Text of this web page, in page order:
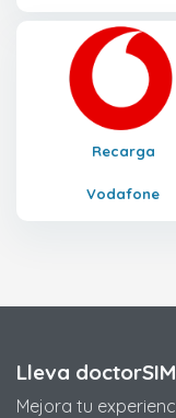
Recarga
Vodafone
Lleva
Mejora tu